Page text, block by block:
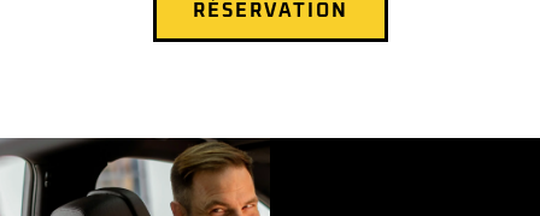
RÉSERVATION